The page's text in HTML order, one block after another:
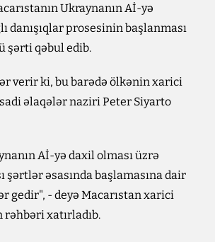
Ukraynanın Aİ-yə
danışıqlar prosesinin başlanması
şərti qəbul edib.
verir ki, bu barədə ölkənin xarici
əlaqələr naziri Peter Siyarto
Aİ-yə daxil olması üzrə
şərtlər əsasında başlamasına dair
gedir", - deyə Macarıstan xarici
xatırladıb.